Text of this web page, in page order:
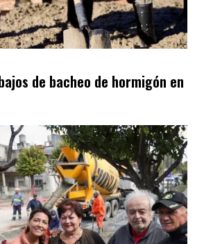
de bacheo de hormigón en